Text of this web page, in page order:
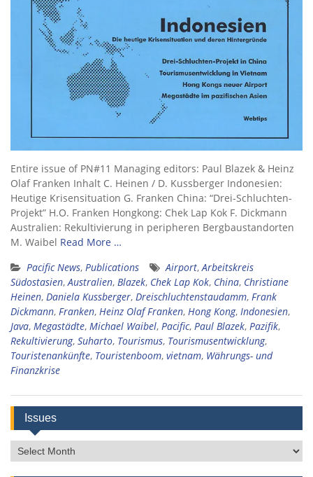
Entire issue of PN#11 Managing editors: Paul Blazek & Heinz
Olaf Franken Inhalt C. Heinen / D. Kussberger Indonesien:
Heutige Krisensituation G. Franken China: “Drei-Schluchten-
Projekt” H.O. Franken Hongkong: Chek Lap Kok F. Dickmann
Australien: Rekultivierung in peripheren Bergbaustandorten
M. Waibel Read More …
Pacific News, Publications Airport,Arbeitskreis
Südostasien,Australien, Blazek, Chek Lap Kok, China, Christiane
Heinen, Daniela Kussberger, Dreischluchtenstaudamm, Frank
Dickmann, Franken, Heinz Olaf Franken, Hong Kong, Indonesien,
Java, Megastädte, Michael Waibel, Pacific, Paul Blazek, Pazifik,
Rekultivierung, Suharto, Tourismus, Tourismusentwicklung,
Touristenankünfte, Touristenboom, vietnam, Währungs- und
Finanzkrise
Issues
Issues